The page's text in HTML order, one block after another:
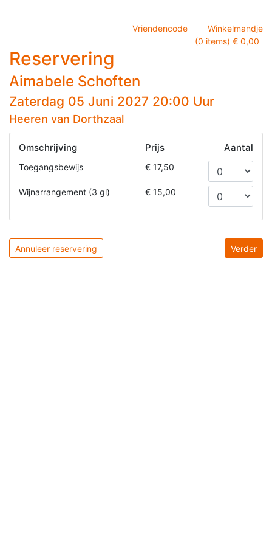
Vriendencode
Winkelmandje
(0 items) € 0,00
Reservering
Aimabele Schoften
Zaterdag 05 Juni 2027 20:00 Uur
Heeren van Dorthzaal
Omschrijving Prijs Aantal
Toegangsbewijs € 17,50
Wijnarrangement (3 gl) € 15,00
Annuleer reservering Verder